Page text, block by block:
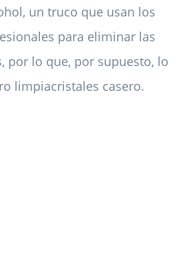
un truco que usan los
para eliminar las
por lo que, por supuesto, lo
limpiacristales casero.